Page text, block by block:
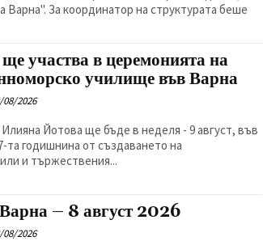
Варна". За координатор на структурата беше
участва в церемонията на
училище във Варна
08/2026
Йотова ще бъде в неделя - 9 август, във
та годишнина от създаването на
и тържествения...
– 8 август 2026
08/2026